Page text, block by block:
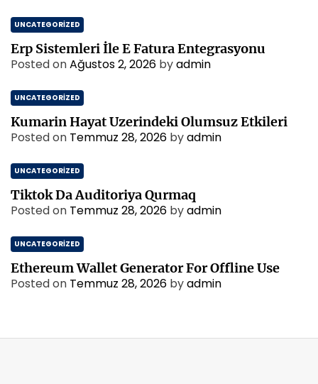
UNCATEGORIZED
Erp Sistemleri İle E Fatura Entegrasyonu
Posted onAğustos 2, 2026 byadmin
UNCATEGORIZED
Kumarin Hayat Uzerindeki Olumsuz Etkileri
Posted on Temmuz 28, 2026 byadmin
UNCATEGORIZED
Tiktok Da Auditoriya Qurmaq
Posted on Temmuz 28, 2026 byadmin
UNCATEGORIZED
Ethereum Wallet Generator For Offline Use
Posted on Temmuz 28, 2026 byadmin